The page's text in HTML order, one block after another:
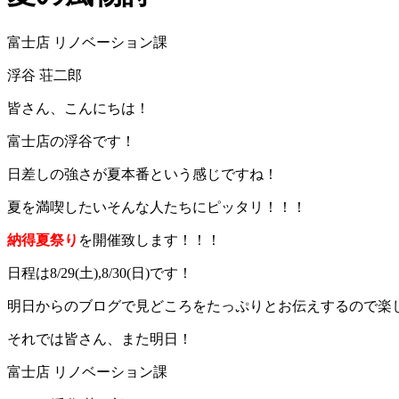
富士店 リノベーション課
浮谷 荘二郎
皆さん、こんにちは！
富士店の浮谷です！
日差しの強さが夏本番という感じですね！
夏を満喫したいそんな人たちにピッタリ！！！
納得夏祭り を開催致します！！！
日程は8/29(土),8/30(日)です！
明日からのブログで見どころをたっぷりとお伝えするので楽
それでは皆さん、また明日！
富士店 リノベーション課